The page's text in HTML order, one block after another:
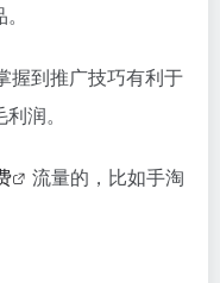
到推广技巧有利于
润。
流量的，比如手淘